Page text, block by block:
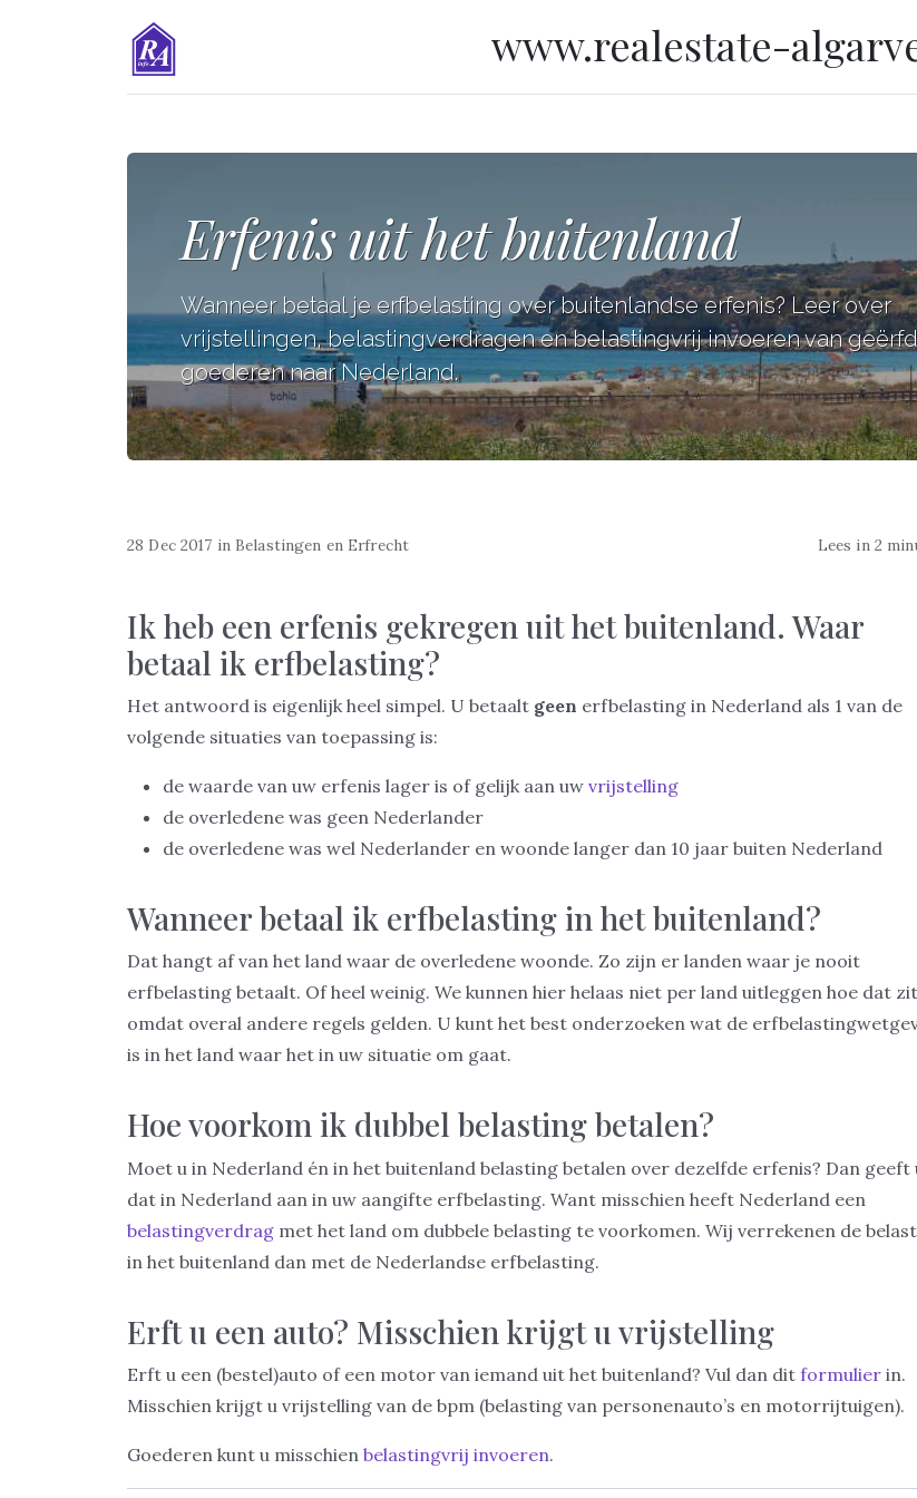
www.realestate-
Erfenis uit het buitenland
Wanneer betaal je erfbelasting over buitenlandse erfenis? Leer over
vrijstellingen, belastingverdragen en belastingvrij invoeren van
goederen naar Nederland.
28 Dec 2017 in Belastingen en Erfrecht Lees in 2
Ik heb een erfenis gekregen uit het buitenland. Waar
betaal ik erfbelasting?
Het antwoord is eigenlijk heel simpel. U betaalt geen erfbelasting in Nederland als 1 van de
volgende situaties van toepassing is:
de waarde van uw erfenis lager is of gelijk aan uw vrijstelling
de overledene was geen Nederlander
de overledene was wel Nederlander en woonde langer dan 10 jaar buiten Nederland
Wanneer betaal ik erfbelasting in het buitenland?
Dat hangt af van het land waar de overledene woonde. Zo zijn er landen waar je nooit
erfbelasting betaalt. Of heel weinig. We kunnen hier helaas niet per land uitleggen hoe dat
omdat overal andere regels gelden. U kunt het best onderzoeken wat de
is in het land waar het in uw situatie om gaat.
Hoe voorkom ik dubbel belasting betalen?
Moet u in Nederland én in het buitenland belasting betalen over dezelfde erfenis? Dan geeft
dat in Nederland aan in uw aangifte erfbelasting. Want misschien heeft Nederland een
belastingverdrag met het land om dubbele belasting te voorkomen. Wij verrekenen de
in het buitenland dan met de Nederlandse erfbelasting.
Erft u een auto? Misschien krijgt u vrijstelling
Erft u een (bestel)auto of een motor van iemand uit het buitenland? Vul dan dit formulier in.
Misschien krijgt u vrijstelling van de bpm (belasting van personenauto’s en motorrijtuigen).
Goederen kunt u misschien belastingvrij invoeren.